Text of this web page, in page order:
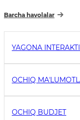
Barcha havolalar
YAGONA
OCHIQ
OCHIQ BUDJET